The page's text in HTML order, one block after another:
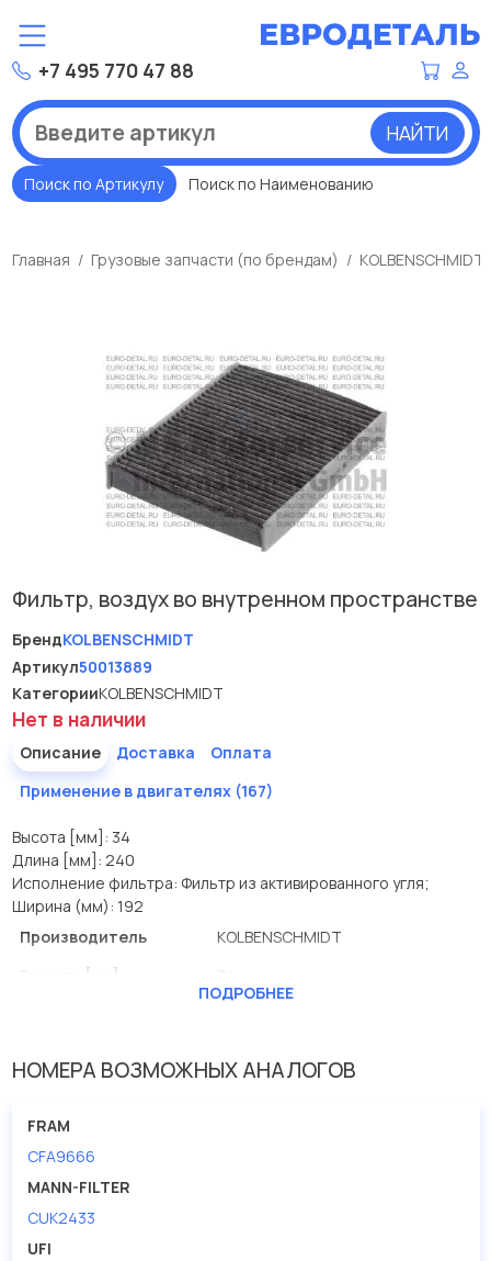
+7 495 770 47 88
НАЙТИ
Поиск по Артикулу Поиск по Наименованию
Главная Грузовые запчасти (по брендам) KOLBENSCHMIDT
Фильтр, воздух во внутренном пространстве
БрендKOLBENSCHMIDT
Артикул50013889
КатегорииKOLBENSCHMIDT
Нет в наличии
Описание Доставка
Оплата
Применение в двигателях (167)
Высота [мм]: 34
Длина [мм]: 240
Исполнение фильтра: Фильтр из активированного угля;
Ширина (мм): 192
Производитель
KOLBENSCHMIDT
Высота [мм]
ПОДРОБНЕЕ
НОМЕРА ВОЗМОЖНЫХ АНАЛОГОВ
FRAM
CFA9666
MANN-FILTER
CUK2433
UFI